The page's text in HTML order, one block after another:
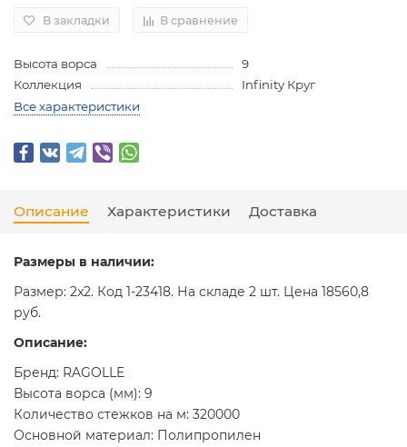
В закладки В сравнение
Высота ворса
9
Коллекция
Infinity Круг
Все характеристики
Описание Характеристики Доставка
Размеры в наличии:
Размер: 2x2. Код 1-23418. На складе 2 шт. Цена 18560,8
руб.
Описание:
Бренд: RAGOLLE
Высота ворса (мм): 9
Количество стежков на м: 320000
Основной материал: Полипропилен